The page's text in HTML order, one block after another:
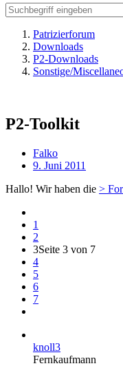
Patrizierforum
Downloads
P2-Downloads
Sonstige/
P2-Toolkit
Falko
9. Juni 2011
Hallo! Wir haben die >
1
2
3Seite 3 von 7
4
5
6
7
knoll3
Fernkaufmann